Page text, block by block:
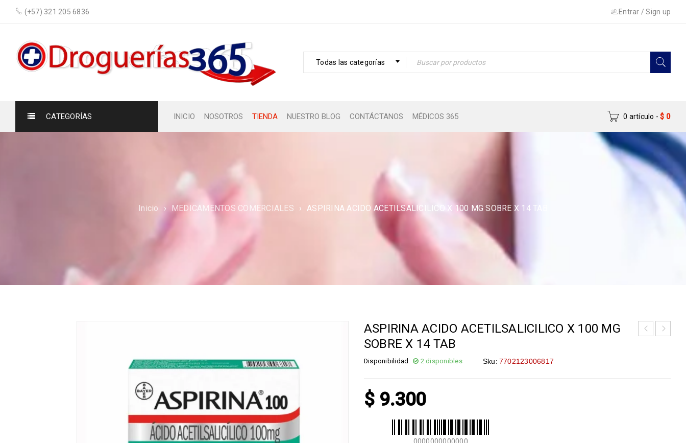
(+57) 321 205 6836 Entrar /Sign up
Todas las categorías
CATEGORÍAS INICIO NOSOTROS TIENDA NUESTRO BLOG CONTÁCTANOS MÉDICOS 365 0 artículo - $ 0
Inicio › MEDICAMENTOS COMERCIALES › ASPIRINA ACIDO ACETILSALICILICO X 100 MG SOBRE X 14 TAB
ASPIRINA ACIDO ACETILSALICILICO X 100 MG
SOBRE X 14 TAB
Disponibilidad: 2 disponibles Sku: 7702123006817
$ 9.300